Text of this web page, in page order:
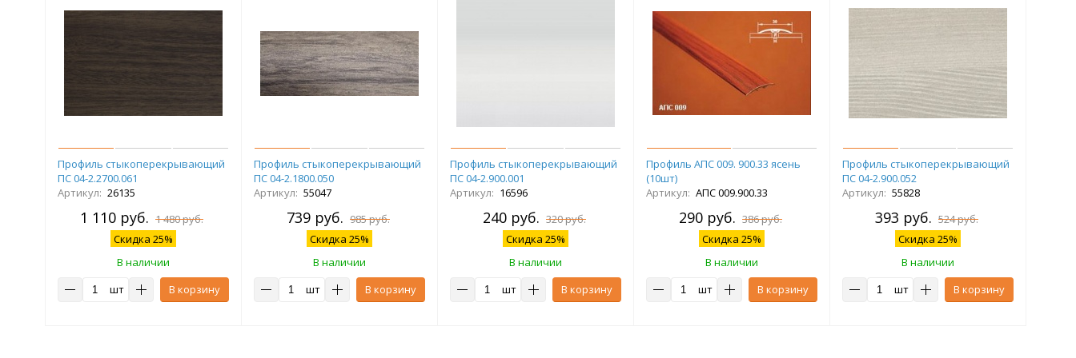
Профиль стыкоперекрывающий
ПС 04-2.2700.061
Артикул: 26135
1 110 руб. 1 480 руб.
Скидка 25%
В наличии
шт
В корзину
Профиль стыкоперекрывающий
ПС 04-2.1800.050
Артикул: 55047
739 руб. 985 руб.
Скидка 25%
В наличии
шт
В корзину
Профиль стыкоперекрывающий
ПС 04-2.900.001
Артикул: 16596
240 руб. 320 руб.
Скидка 25%
В наличии
шт
В корзину
Профиль АПС 009. 900.33 ясень
(10шт)
Артикул: АПС 009.900.33
290 руб. 386 руб.
Скидка 25%
В наличии
шт
В корзину
Профиль стыкоперекрывающий
ПС 04-2.900.052
Артикул: 55828
393 руб. 524 руб.
Скидка 25%
В наличии
шт
В корзину